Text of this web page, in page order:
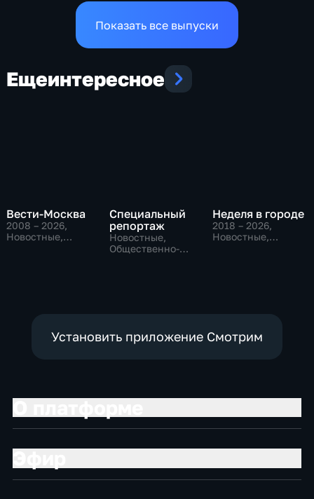
Показать все выпуски
Ещеинтересное
Вести-Москва
2008 – 2026,
Новостные,
Специальный
репортаж
Новостные,
Общественно-
Неделя в городе
2018 – 2026,
Новостные,
Установить приложение Смотрим